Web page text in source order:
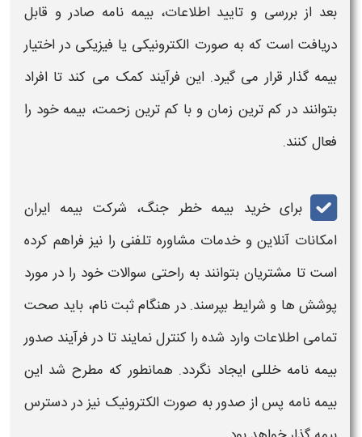
بعد از بررسی و تایید اطلاعات، بیمه‌ نامه صادر و قابل
دریافت است که به صورت الکترونیکی یا فیزیکی در اختیار
بیمه‌گذار قرار می‌ گیرد. این فرآیند کمک می‌ کند تا افراد
بتوانند در کم ترین زمان و با کم ‌ترین زحمت، بیمهخود را
فعال کنند.
برایخرید بیمهخطر جنگ، شرکت بیمه ایران
امکانات آنلاین و خدمات مشاوره تلفنی را نیز فراهم کرده
است تا مشتریان بتوانند به راحتی سوالات خود را در مورد
پوشش ‌ها و شرایط بپرسند. در هنگام ثبت ‌نام، باید صحت
تمامی اطلاعات وارد شده را کنترل نمایند تا در فرآیند صدور
بیمه‌ نامه خللی ایجاد نگردد. همانطور که مطرح شد این
بیمه نامه پس از صدور به صورت الکترونیک نیز در دسترس